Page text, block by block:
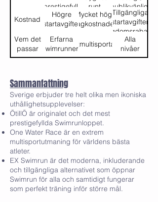
prestigefyllt
runt,
expedition
publikvänligt
Kostnad
Högre
startavgifter
Mycket höga
lagkostnader
Tillgängliga
startavgifter,
ungdomsrabatter
Vem det
passar
Erfarna
Swimrunners
Elitmultisportare
Alla
nivåer
Sammanfattning
Sverige erbjuder tre helt olika men ikoniska
uthållighetsupplevelser:
ÖtillÖ är originalet och det mest
prestigefyllda Swimrunloppet.
One Water Race är en extrem
multisportutmaning för världens bästa
atleter.
EX Swimrun är det moderna, inkluderande
och tillgängliga alternativet som öppnar
Swimrun för alla och samtidigt fungerar
som perfekt träning inför större mål.